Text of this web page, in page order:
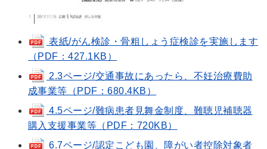
表紙/がん検診・骨粗しょう症検診を実施します
（PDF：427.1KB）
2.3ページ/交通事故にあったら、不妊治療費助
成事業等（PDF：680.4KB）
4.5ページ/難病患者見舞金制度、難聴児補聴器
購入支援事業等（PDF：720KB）
6.7ページ/認定こども園、障がい者控除対象者